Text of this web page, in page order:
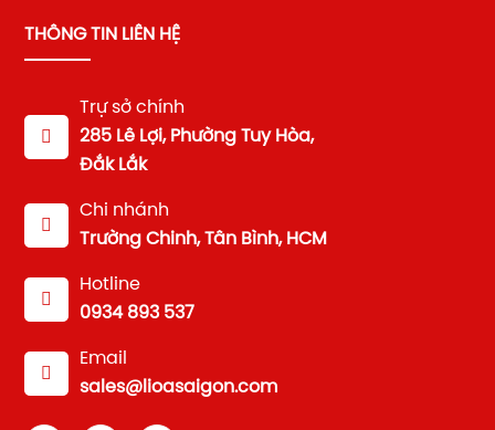
THÔNG TIN LIÊN HỆ
Trự sở chính
285 Lê Lợi, Phường Tuy Hòa,
Đắk Lắk
Chi nhánh
Trường Chinh, Tân Bình, HCM
Hotline
0934 893 537
Email
sales@lioasaigon.com